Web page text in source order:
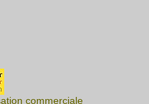
commerciale